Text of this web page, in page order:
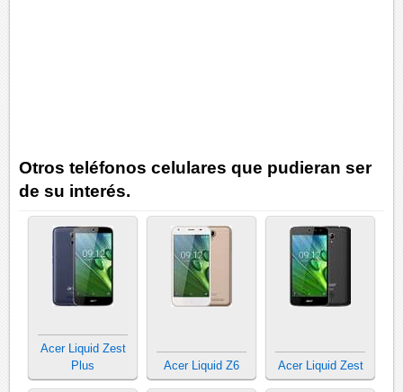
Otros teléfonos celulares que pudieran ser
de su interés.
Acer Liquid Zest
Plus
Acer Liquid Z6 Acer Liquid Zest